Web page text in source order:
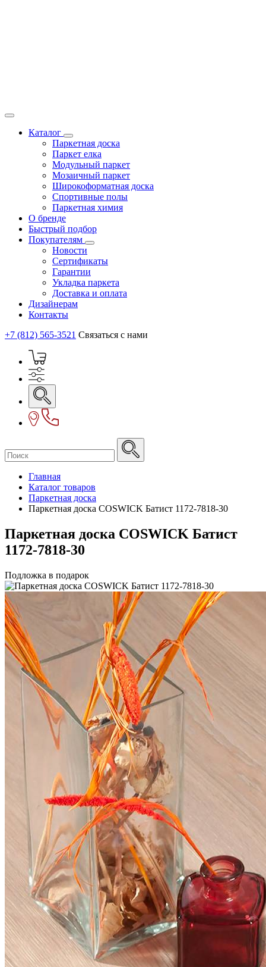
Каталог
Паркетная доска
Паркет елка
Модульный паркет
Мозаичный паркет
Широкоформатная доска
Спортивные полы
Паркетная химия
О бренде
Быстрый подбор
Покупателям
Новости
Сертификаты
Гарантии
Укладка паркета
Доставка и оплата
Дизайнерам
Контакты
+7 (812) 565-3521 Связаться с нами
Главная
Каталог товаров
Паркетная доска
Паркетная доска COSWICK Батист 1172-7818-30
Паркетная доска COSWICK Батист
1172-7818-30
Подложка в подарок